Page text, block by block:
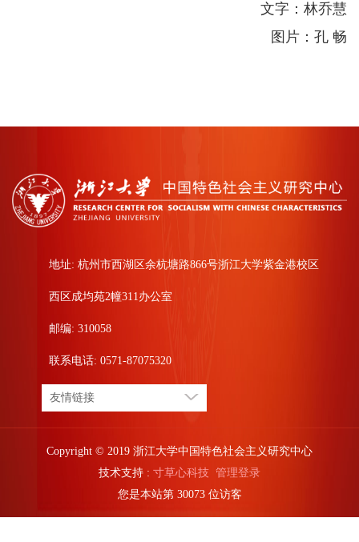
文字：林乔慧
图片：孔 畅
地址: 杭州市西湖区余杭塘路866号浙江大学紫金港校区
西区成均苑2幢311办公室
邮编: 310058
联系电话: 0571-87075320
友情链接
Copyright © 2019 浙江大学中国特色社会主义研究中心
技术支持 : 寸草心科技 管理登录
您是本站第 30073 位访客